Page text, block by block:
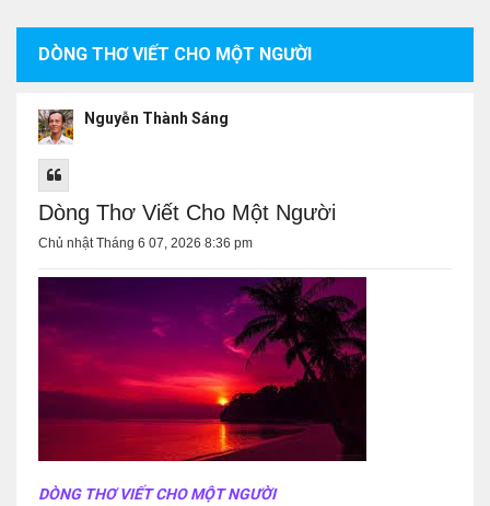
DÒNG THƠ VIẾT CHO MỘT NGƯỜI
Nguyễn Thành Sáng
Dòng Thơ Viết Cho Một Người
Chủ nhật Tháng 6 07, 2026 8:36 pm
DÒNG THƠ VIẾT CHO MỘT NGƯỜI